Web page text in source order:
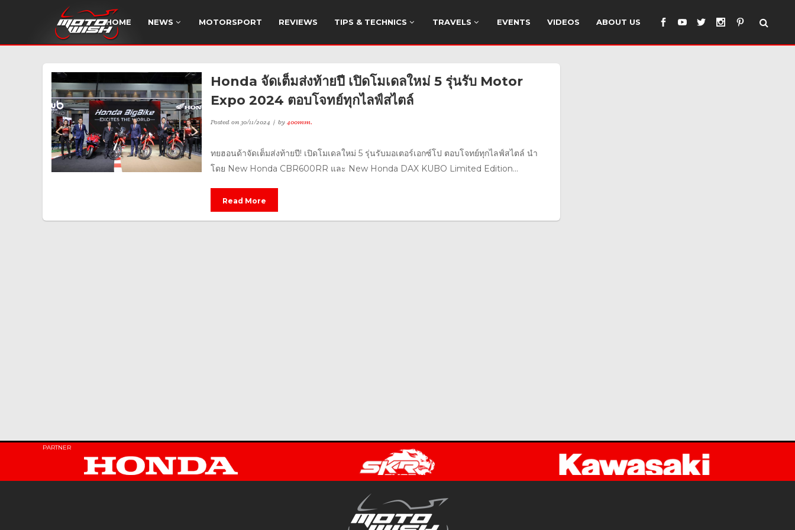
HOME NEWS MOTORSPORT REVIEWS TIPS & TECHNICS TRAVELS EVENTS VIDEOS ABOUT US
Honda จัดเต็มส่งท้ายปี เปิดโมเดลใหม่ 5 รุ่นรับ Motor
Expo 2024 ตอบโจทย์ทุกไลฟ์สไตล์
Posted on30/11/2024 by400mm.
ทยฮอนด้าจัดเต็มส่งท้ายปี! เปิดโมเดลใหม่ 5 รุ่นรับมอเตอร์เอกซ์โป ตอบโจทย์ทุกไลฟ์สไตล์ นำ
โดย New Honda CBR600RR และ New Honda DAX KUBO Limited Edition...
Read More
PARTNER